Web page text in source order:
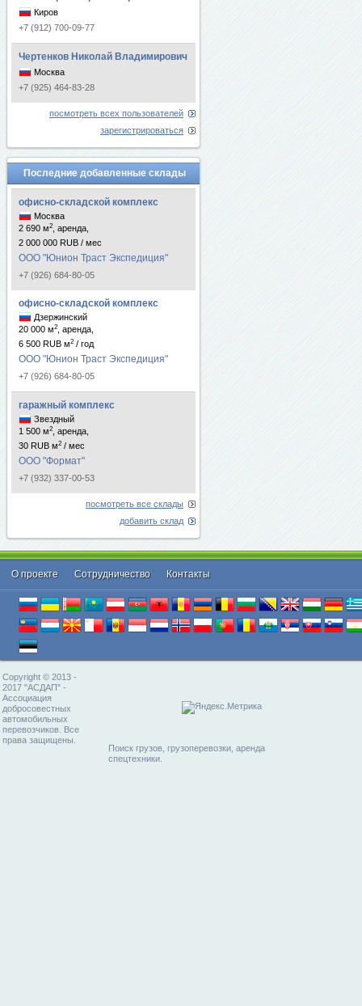
Киров
+7 (912) 700-09-77
Чертенков Николай Владимирович
Москва
+7 (925) 464-83-28
посмотреть всех пользователей
зарегистрироваться
Последние добавленные склады
офисно-складской комплекс
Москва
2 690 м2
, аренда,
2 000 000 RUB / мес
ООО "Юнион Траст Экспедиция"
+7 (926) 684-80-05
офисно-складской комплекс
Дзержинский
20 000 м2
, аренда,
6 500 RUB м2 / год
ООО "Юнион Траст Экспедиция"
+7 (926) 684-80-05
гаражный комплекс
Звездный
1 500 м2
, аренда,
30 RUB м2 / мес
ООО "Формат"
+7 (932) 337-00-53
посмотреть все склады
добавить склад
О проекте Cотрудничество Контакты
Copyright © 2013 -
2017 "АСДАП" -
Ассоциация
добросовестных
автомобильных
перевозчиков. Все
права защищены.
Поиск грузов, грузоперевозки, аренда
спецтехники.